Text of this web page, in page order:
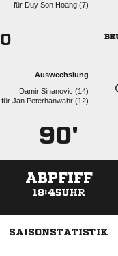
für    

Auswechslung
  
für  
90'
ABPFIFF
18:45UHR
ANZEIGE
SAISONSTATISTIK